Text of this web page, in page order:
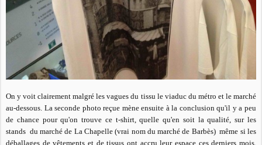
On y voit clairement malgré les vagues du tissu le viaduc du métro et le marché
au-dessous. La seconde photo reçue mène ensuite à la conclusion qu'il y a peu
de chance pour qu'on trouve ce t-shirt, quelle qu'en soit la qualité, sur les
stands du marché de La Chapelle (vrai nom du marché de Barbès) même si les
déballages de vêtements et de tissus ont accru leur espace ces derniers mois.